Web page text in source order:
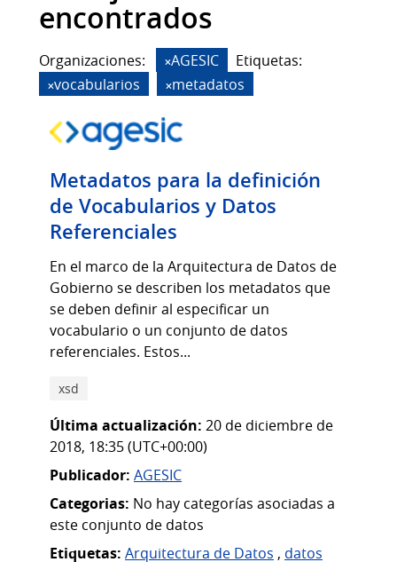
encontrados
Organizaciones: AGESIC
Etiquetas:
vocabularios
metadatos
Metadatos para la definición
de Vocabularios y Datos
Referenciales
En el marco de la Arquitectura de Datos de
Gobierno se describen los metadatos que
se deben definir al especificar un
vocabulario o un conjunto de datos
referenciales. Estos...
xsd
Última actualización: 20 de diciembre de
2018, 18:35 (UTC+00:00)
Publicador: AGESIC
Categorias: No hay categorías asociadas a
este conjunto de datos
Etiquetas: Arquitectura de Datos , datos